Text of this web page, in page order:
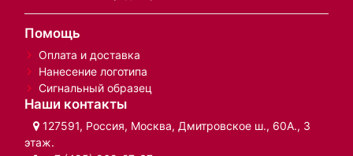
Помощь
Оплата и доставка
Нанесение логотипа
Сигнальный образец
Наши контакты
127591, Россия, Москва, Дмитровское ш., 60А., 3
этаж.